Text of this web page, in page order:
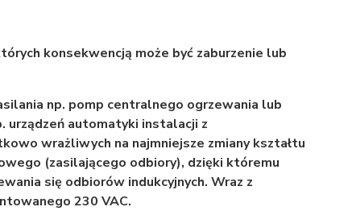
konsekwencją może być zaburzenie lub
np. pomp centralnego ogrzewania lub
urządzeń automatyki instalacji z
wrażliwych na najmniejsze zmiany kształtu
(zasilającego odbiory), dzięki któremu
się odbiorów indukcyjnych. Wraz z
230 VAC.